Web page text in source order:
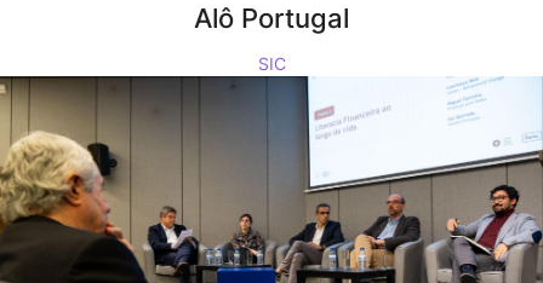
Alô Portugal
SIC